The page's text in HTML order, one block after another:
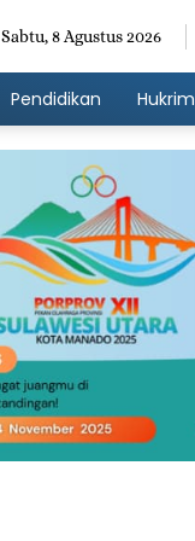
Sabtu, 8 Agustus 2026
Pendidikan Hukrim